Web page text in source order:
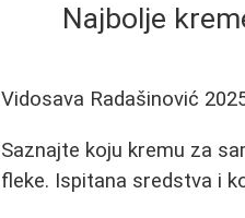
Najbolje
Vidosava Radašinović
Saznajte koju kremu za
fleke. Ispitana sredstva i